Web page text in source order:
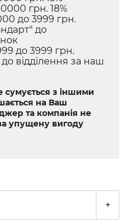
грн. 18%
до 3999 грн.
до
до 3999 грн.
відділення за наш
сумується з іншими
на Ваш
та компанія не
упущену вигоду
+